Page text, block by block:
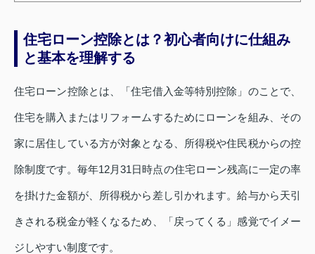
住宅ローン控除とは？初心者向けに仕組み
と基本を理解する
住宅ローン控除とは、「住宅借入金等特別控除」のことで、
住宅を購入またはリフォームするためにローンを組み、その
家に居住している方が対象となる、所得税や住民税からの控
除制度です。毎年12月31日時点の住宅ローン残高に一定の率
を掛けた金額が、所得税から差し引かれます。給与から天引
きされる税金が軽くなるため、「戻ってくる」感覚でイメー
ジしやすい制度です。